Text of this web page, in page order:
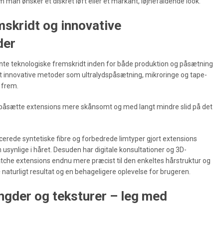
og innovative
teknologiske fremskridt inden for både produktion og påsætning
innovative metoder som ultralydspåsætning, mikroringe og tape-
extensions mere skånsomt og med langt mindre slid på det
syntetiske fibre og forbedrede limtyper gjort extensions
i håret. Desuden har digitale konsultationer og 3D-
extensions endnu mere præcist til den enkeltes hårstruktur og
resultat og en behageligere oplevelse for brugeren.
og teksturer – leg med